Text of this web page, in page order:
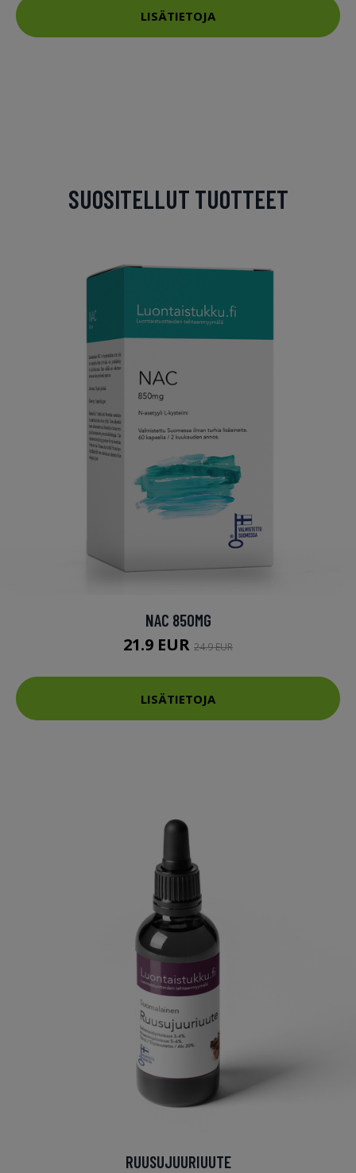
LISÄTIETOJA
SUOSITELLUT TUOTTEET
NAC 850MG
21.9 EUR 24.9 EUR
LISÄTIETOJA
RUUSUJUURIUUTE